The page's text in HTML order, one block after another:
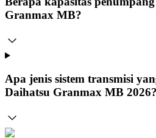
Granmax MB?
Apa jenis sistem transmisi
Daihatsu Granmax MB 2026?